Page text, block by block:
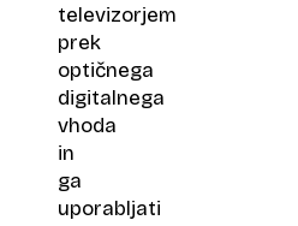
televizorjem
prek
optičnega
digitalnega
vhoda
in
ga
uporabljati